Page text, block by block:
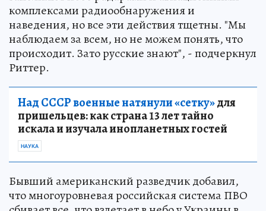
комплексами радиообнаружения и
наведения, но все эти действия тщетны. "Мы
наблюдаем за всем, но не можем понять, что
происходит. Зато русские знают", - подчеркнул
Риттер.
Над СССР военные натянули «сетку»для
пришельцев: как страна 13 лет тайно
искала и изучала инопланетных гостей
НАУКА
Бывший американский разведчик добавил,
что многоуровневая российская система ПВО